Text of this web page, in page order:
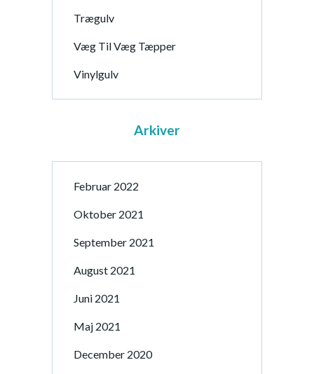
Trægulv
Væg Til Væg Tæpper
Vinylgulv
Arkiver
Februar 2022
Oktober 2021
September 2021
August 2021
Juni 2021
Maj 2021
December 2020